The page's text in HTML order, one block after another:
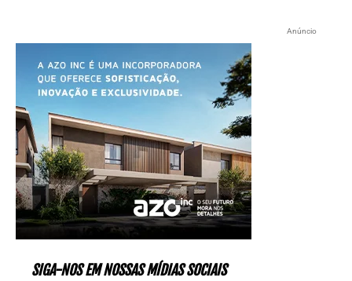
Anúncio
SIGA-NOS EM NOSSAS MÍDIAS SOCIAIS